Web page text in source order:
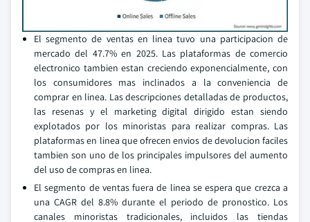
El segmento de ventas en linea tuvo una participacion de
mercado del 47.7% en 2025. Las plataformas de comercio
electronico tambien estan creciendo exponencialmente, con
los consumidores mas inclinados a la conveniencia de
comprar en linea. Las descripciones detalladas de productos,
las resenas y el marketing digital dirigido estan siendo
explotados por los minoristas para realizar compras. Las
plataformas en linea que ofrecen envios de devolucion faciles
tambien son uno de los principales impulsores del aumento
del uso de compras en linea.
El segmento de ventas fuera de linea se espera que crezca a
una CAGR del 8.8% durante el periodo de pronostico. Los
canales minoristas tradicionales, incluidos las tiendas